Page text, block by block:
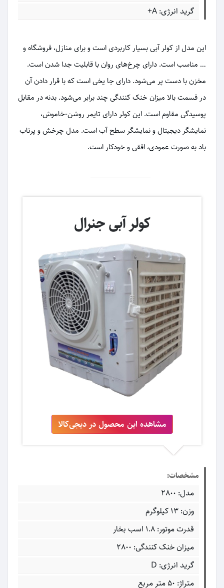
گرید انرژی: A+
این مدل از کولر آبی بسیار کاربردی است و برای منازل، فروشگاه و
… مناسب است. دارای چرخ‌های روان با قابلیت جدا شدن است.
مخزن با دست پر می‌شود. دارای جا یخی است که با قرار دادن آن
در قسمت بالا میزان خنک کنندگی چند برابر می‌شود. بدنه در مقابل
پوسیدگی مقاوم است. این کولر دارای تایمر روشن-خاموش،
نمایشگر دیجیتال و نمایشگر سطح آب است. مدل چرخش و پرتاب
باد به صورت عمودی، افقی و خودکار است.
کولر آبی جنرال
مشاهده این محصول در دیجی‌کالا
مشخصات:
مدل: 2800
وزن: 13 کیلوگرم
قدرت موتور: 1.8 اسب بخار
میزان خنک کنندگی: 2800
گرید انرژی: D
متراژ: 50 متر مربع